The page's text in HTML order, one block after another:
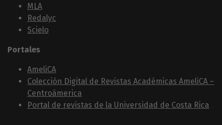
MLA
Redalyc
Scielo
Portales
AmeliCA
Colección Digital de Revistas Académicas AmeliCA –
Centroámerica
Portal de revistas de la Universidad de Costa Rica